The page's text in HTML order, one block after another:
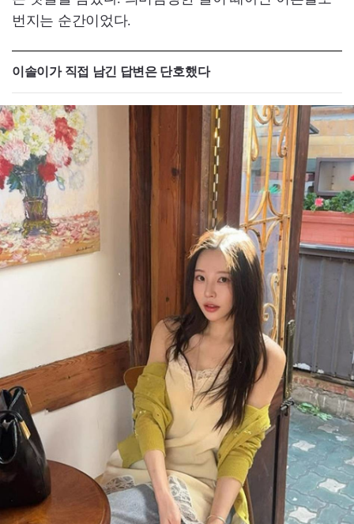
번지는 순간이었다.
이솔이가 직접 남긴 답변은 단호했다